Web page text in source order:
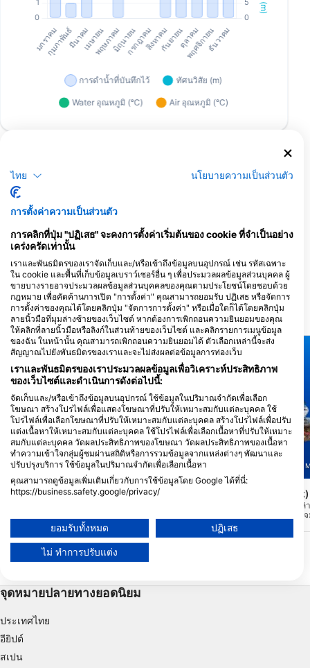
SeaUrchin Diving Center
Mauritius, SSI Diamond
Trainer Center
Ibis Court, Lot I, 90502 Flic en Flac,
มอริเชียส
Flic en Flac, มอริเชียส
สถานที่ดำน้ำ ในบริเวณใกล้เคียง
SeaUrchin Diving Center Mauritius, 90502 Flic en
L’Orient, Wreck(★4.5)
ปะการังเทียมนอกชายฝั่ง Flic en Flac น่า
เสียดายที่ไม่ใช่สถานที่ที่เข้าชมบ่อยเกินไป
เนื่องจากมีความลึกแต่สามารถเข้าถึงได้ นัก
ดำน้ำ ที่มีประสบการณ์เท่านั้น
SeaUrchin Diving Center
Tian Xiang
นี่คือซากเรืออัปปางใหม่
ของเรา เรือ Tian Xiang
มิถุนายน 2558 ในฐานะซ
ตั้งอยู่ที่ระดับความลึก 45
จุดหมายปลายทางยอดนิยม
ประเทศไทย
อียิปต์
สเปน
ไทย นโยบายความเป็นส่วนตัว
การตั้งค่าความเป็นส่วนตัว
การคลิกที่ปุ่ม "ปฏิเสธ" จะคงการตั้งค่าเริ่มต้นของ cookie ที่จำเป็นอย่าง
เคร่งครัดเท่านั้น
เราและพันธมิตรของเราจัดเก็บและ/หรือเข้าถึงข้อมูลบนอุปกรณ์ เช่น รหัสเฉพาะ
ใน cookie และพื้นที่เก็บข้อมูลเบราว์เซอร์อื่น ๆ เพื่อประมวลผลข้อมูลส่วนบุคคล ผู้
ขายบางรายอาจประมวลผลข้อมูลส่วนบุคคลของคุณตามประโยชน์โดยชอบด้วย
กฎหมาย เพื่อคัดค้านการเปิด "การตั้งค่า" คุณสามารถยอมรับ ปฏิเสธ หรือจัดการ
การตั้งค่าของคุณได้โดยคลิกปุ่ม "จัดการการตั้งค่า" หรือเมื่อใดก็ได้โดยคลิกปุ่ม
ลายนิ้วมือที่มุมล่างซ้ายของเว็บไซต์ หากต้องการเพิกถอนความยินยอมของคุณ
ให้คลิกที่ลายนิ้วมือหรือลิงก์ในส่วนท้ายของเว็บไซต์ และคลิกรายการเมนูข้อมูล
ของฉัน ในหน้านั้น คุณสามารถเพิกถอนความยินยอมได้ ตัวเลือกเหล่านี้จะส่ง
สัญญาณไปยังพันธมิตรของเราและจะไม่ส่งผลต่อข้อมูลการท่องเว็บ
เราและพันธมิตรของเราประมวลผลข้อมูลเพื่อวิเคราะห์ประสิทธิภาพ
ของเว็บไซต์และดำเนินการดังต่อไปนี้:
จัดเก็บและ/หรือเข้าถึงข้อมูลบนอุปกรณ์ ใช้ข้อมูลในปริมาณจำกัดเพื่อเลือก
โฆษณา สร้างโปรไฟล์เพื่อแสดงโฆษณาที่ปรับให้เหมาะสมกับแต่ละบุคคล ใช้
โปรไฟล์เพื่อเลือกโฆษณาที่ปรับให้เหมาะสมกับแต่ละบุคคล สร้างโปรไฟล์เพื่อปรับ
แต่งเนื้อหาให้เหมาะสมกับแต่ละบุคคล ใช้โปรไฟล์เพื่อเลือกเนื้อหาที่ปรับให้เหมาะ
สมกับแต่ละบุคคล วัดผลประสิทธิภาพของโฆษณา วัดผลประสิทธิภาพของเนื้อหา
ทำความเข้าใจกลุ่มผู้ชมผ่านสถิติหรือการรวมข้อมูลจากแหล่งต่างๆ พัฒนาและ
ปรับปรุงบริการ ใช้ข้อมูลในปริมาณจำกัดเพื่อเลือกเนื้อหา
คุณสามารถดูข้อมูลเพิ่มเติมเกี่ยวกับการใช้ข้อมูลโดย Google ได้ที่นี่:
https://business.safety.google/privacy/
ความยินยอมของคุณและนโยบาย cookie มีผลกับเว็บไซต์/แอปนี้เท่านั้น
ดูรายชื่อพันธมิตร (1 ผู้จำหน่าย IAB)
เราใช้ข้อมูลของคุณเพื่อวัตถุประสงค์ดังต่อไปนี้:
Store and/or access information on a device
Use limited data to select advertising
ยอมรับทั้งหมด ปฏิเสธ
ไม่ ทำการปรับแต่ง